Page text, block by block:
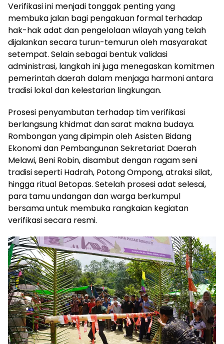
Verifikasi ini menjadi tonggak penting yang
membuka jalan bagi pengakuan formal terhadap
hak-hak adat dan pengelolaan wilayah yang telah
dijalankan secara turun-temurun oleh masyarakat
setempat. Selain sebagai bentuk validasi
administrasi, langkah ini juga menegaskan komitmen
pemerintah daerah dalam menjaga harmoni antara
tradisi lokal dan kelestarian lingkungan.
Prosesi penyambutan terhadap tim verifikasi
berlangsung khidmat dan sarat makna budaya.
Rombongan yang dipimpin oleh Asisten Bidang
Ekonomi dan Pembangunan Sekretariat Daerah
Melawi, Beni Robin, disambut dengan ragam seni
tradisi seperti Hadrah, Potong Ompong, atraksi silat,
hingga ritual Betopas. Setelah prosesi adat selesai,
para tamu undangan dan warga berkumpul
bersama untuk membuka rangkaian kegiatan
verifikasi secara resmi.